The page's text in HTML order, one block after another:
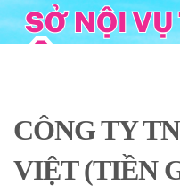
Skip
to
CÔNG TY
VIỆT (TIỀN